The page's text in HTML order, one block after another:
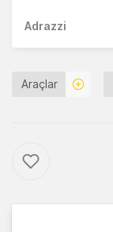
Adrazzi
Araçlar